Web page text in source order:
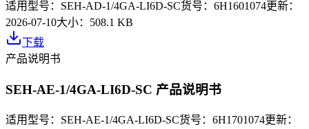
适用型号： SEH-AD-1/4GA-LI6D-SC货号： 6H1601074更新：
2026-07-10大小： 508.1 KB
下载
产品说明书
SEH-AE-1/4GA-LI6D-SC 产品说明书
适用型号： SEH-AE-1/4GA-LI6D-SC货号： 6H1701074更新：